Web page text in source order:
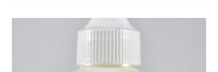
Kontakt